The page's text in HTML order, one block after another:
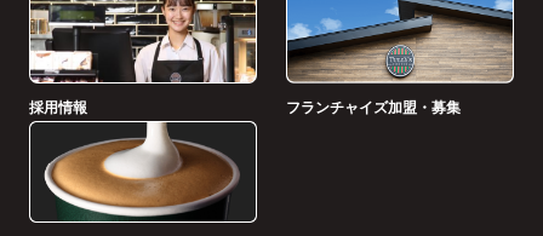
採用情報 フランチャイズ加盟・募集